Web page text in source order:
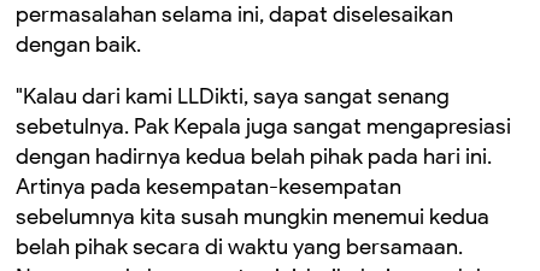
permasalahan selama ini, dapat diselesaikan
dengan baik.
"Kalau dari kami LLDikti, saya sangat senang
sebetulnya. Pak Kepala juga sangat mengapresiasi
dengan hadirnya kedua belah pihak pada hari ini.
Artinya pada kesempatan-kesempatan
sebelumnya kita susah mungkin menemui kedua
belah pihak secara di waktu yang bersamaan.